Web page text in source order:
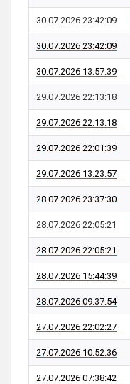
30.07.2026 23:42:09
30.07.2026 23:42:09
30.07.2026 13:57:39
29.07.2026 22:13:18
29.07.2026 22:13:18
29.07.2026 22:01:39
29.07.2026 13:23:57
28.07.2026 23:37:30
28.07.2026 22:05:21
28.07.2026 22:05:21
28.07.2026 15:44:39
28.07.2026 09:37:54
27.07.2026 22:02:27
27.07.2026 10:52:36
27.07.2026 07:38:42